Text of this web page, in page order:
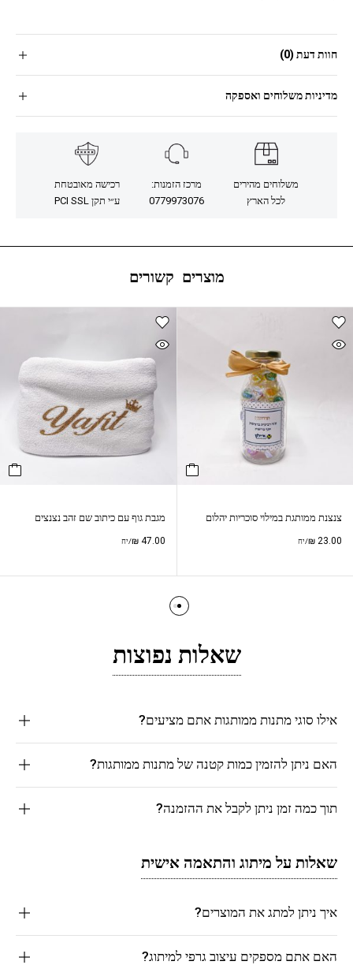
חוות דעת (0)
מדיניות משלוחים ואספקה
משלוחים מהירים
לכל הארץ
מרכז הזמנות:
0779973076
רכישה מאובטחת
ע״י תקן PCI SSL
מוצרים קשורים
צנצנת ממותגת במילוי סוכריות יהלום
₪ 23.00 /יח
מגבת גוף עם כיתוב שם זהב נצנצים
₪47.00 /יח
שאלות נפוצות
אילו סוגי מתנות ממותגות אתם מציעים?
האם ניתן להזמין כמות קטנה של מתנות ממותגות?
תוך כמה זמן ניתן לקבל את ההזמנה?
שאלות על מיתוג והתאמה אישית
איך ניתן למתג את המוצרים?
האם אתם מספקים עיצוב גרפי למיתוג?